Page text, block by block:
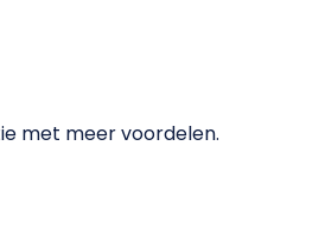
met meer voordelen.